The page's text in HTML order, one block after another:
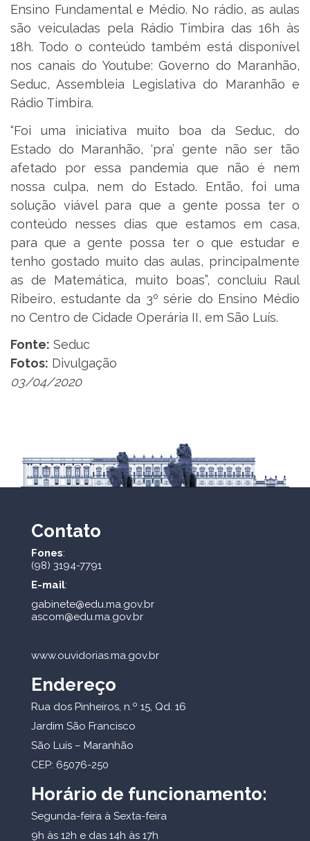
Ensino Fundamental e Médio. No rádio, as aulas
são veiculadas pela Rádio Timbira das 16h às
18h. Todo o conteúdo também está disponível
nos canais do Youtube: Governo do Maranhão,
Seduc, Assembleia Legislativa do Maranhão e
Rádio Timbira.
“Foi uma iniciativa muito boa da Seduc, do
Estado do Maranhão, ‘pra’ gente não ser tão
afetado por essa pandemia que não é nem
nossa culpa, nem do Estado. Então, foi uma
solução viável para que a gente possa ter o
conteúdo nesses dias que estamos em casa,
para que a gente possa ter o que estudar e
tenho gostado muito das aulas, principalmente
as de Matemática, muito boas”, concluiu Raul
Ribeiro, estudante da 3º série do Ensino Médio
no Centro de Cidade Operária II, em São Luís.
Fonte: Seduc
Fotos: Divulgação
03/04/2020
Contato
Fones:
(98) 3194-7791
E-mail:
gabinete@edu.ma.gov.br
ascom@edu.ma.gov.br
www.ouvidorias.ma.gov.br
Endereço
Rua dos Pinheiros, n.º 15, Qd. 16
Jardim São Francisco
São Luís – Maranhão
CEP: 65076-250
Horário de funcionamento:
Segunda-feira à Sexta-feira
9h às 12h e das 14h às 17h